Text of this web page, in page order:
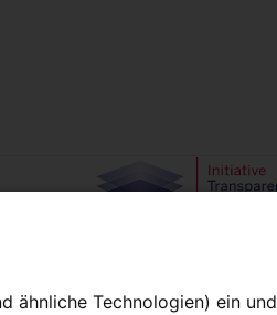
ähnliche Technologien) ein und